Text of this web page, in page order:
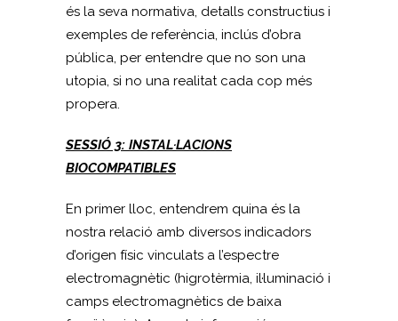
és la seva normativa, detalls constructius i
exemples de referència, inclús d’obra
pública, per entendre que no son una
utopia, si no una realitat cada cop més
propera.
SESSIÓ 3: INSTAL·LACIONS
BIOCOMPATIBLES
En primer lloc, entendrem quina és la
nostra relació amb diversos indicadors
d’origen físic vinculats a l’espectre
electromagnètic (higrotèrmia, il·luminació i
camps electromagnètics de baixa